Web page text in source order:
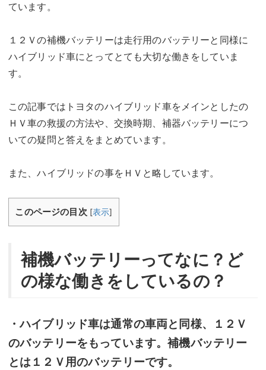
ています。
１２Ｖの補機バッテリーは走行用のバッテリーと同様に
ハイブリッド車にとってとても大切な働きをしていま
す。
この記事ではトヨタのハイブリッド車をメインとしたの
ＨＶ車の救援の方法や、交換時期、補器バッテリーにつ
いての疑問と答えをまとめています。
また、ハイブリッドの事をＨＶと略しています。
このページの目次 [表示]
補機バッテリーってなに？ど
の様な働きをしているの？
・ハイブリッド車は通常の車両と同様、１２Ｖ
のバッテリーをもっています。補機バッテリー
とは１２Ｖ用のバッテリーです。